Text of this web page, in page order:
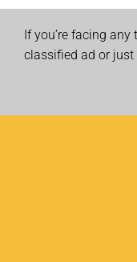
If you’re facing
classified ad or just